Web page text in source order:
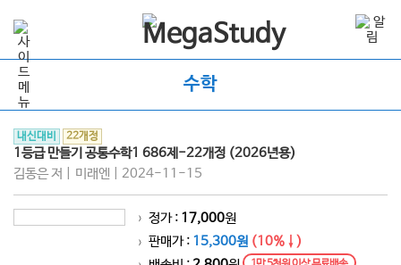
수학
내신대비 22개정
1등급 만들기 공통수학1 686제-22개정 (2026년용)
김동은 저 | 미래엔 | 2024-11-15
> 정가 : 17,000원
> 판매가 : 15,300원 (10%↓)